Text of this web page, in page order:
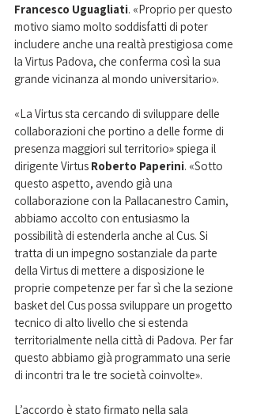
Francesco Uguagliati. «Proprio per questo
motivo siamo molto soddisfatti di poter
includere anche una realtà prestigiosa come
la Virtus Padova, che conferma così la sua
grande vicinanza al mondo universitario».
«La Virtus sta cercando di sviluppare delle
collaborazioni che portino a delle forme di
presenza maggiori sul territorio» spiega il
dirigente Virtus Roberto Paperini. «Sotto
questo aspetto, avendo già una
collaborazione con la Pallacanestro Camin,
abbiamo accolto con entusiasmo la
possibilità di estenderla anche al Cus. Si
tratta di un impegno sostanziale da parte
della Virtus di mettere a disposizione le
proprie competenze per far sì che la sezione
basket del Cus possa sviluppare un progetto
tecnico di alto livello che si estenda
territorialmente nella città di Padova. Per far
questo abbiamo già programmato una serie
di incontri tra le tre società coinvolte».
L’accordo è stato firmato nella sala